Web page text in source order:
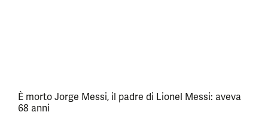
È morto Jorge Messi, il padre di Lionel Messi: aveva
68 anni